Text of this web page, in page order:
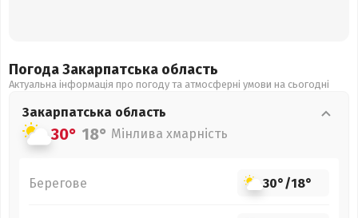
Погода Закарпатська область
Актуальна інформація про погоду та атмосферні умови на сьогодні
Закарпатська область
30° 18° Мінлива хмарність
Берегове 30°/18°